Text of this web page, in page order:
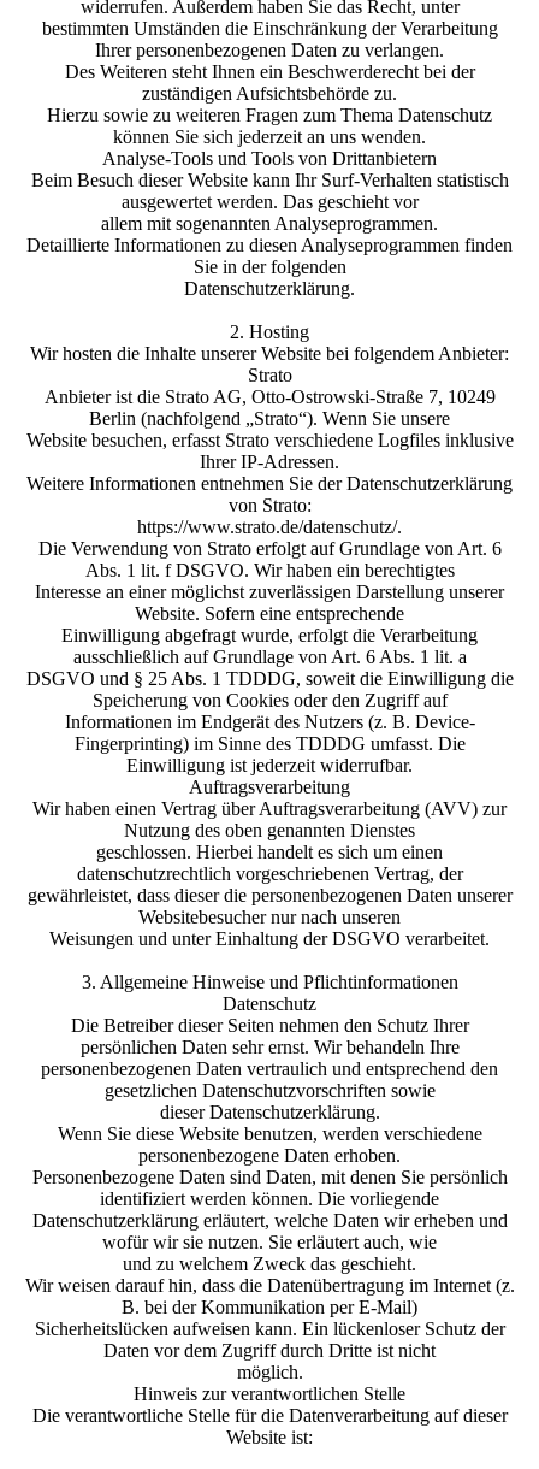
widerrufen. Außerdem haben Sie das Recht, unter
bestimmten Umständen die Einschränkung der Verarbeitung
Ihrer personenbezogenen Daten zu verlangen.
Des Weiteren steht Ihnen ein Beschwerderecht bei der
zuständigen Aufsichtsbehörde zu.
Hierzu sowie zu weiteren Fragen zum Thema Datenschutz
können Sie sich jederzeit an uns wenden.
Analyse-Tools und Tools von Drittanbietern
Beim Besuch dieser Website kann Ihr Surf-Verhalten statistisch
ausgewertet werden. Das geschieht vor
allem mit sogenannten Analyseprogrammen.
Detaillierte Informationen zu diesen Analyseprogrammen finden
Sie in der folgenden
Datenschutzerklärung.
2. Hosting
Wir hosten die Inhalte unserer Website bei folgendem Anbieter:
Strato
Anbieter ist die Strato AG, Otto-Ostrowski-Straße 7, 10249
Berlin (nachfolgend „Strato“). Wenn Sie unsere
Website besuchen, erfasst Strato verschiedene Logfiles inklusive
Ihrer IP-Adressen.
Weitere Informationen entnehmen Sie der Datenschutzerklärung
von Strato:
https://www.strato.de/datenschutz/.
Die Verwendung von Strato erfolgt auf Grundlage von Art. 6
Abs. 1 lit. f DSGVO. Wir haben ein berechtigtes
Interesse an einer möglichst zuverlässigen Darstellung unserer
Website. Sofern eine entsprechende
Einwilligung abgefragt wurde, erfolgt die Verarbeitung
ausschließlich auf Grundlage von Art. 6 Abs. 1 lit. a
DSGVO und § 25 Abs. 1 TDDDG, soweit die Einwilligung die
Speicherung von Cookies oder den Zugriff auf
Informationen im Endgerät des Nutzers (z. B. Device-
Fingerprinting) im Sinne des TDDDG umfasst. Die
Einwilligung ist jederzeit widerrufbar.
Auftragsverarbeitung
Wir haben einen Vertrag über Auftragsverarbeitung (AVV) zur
Nutzung des oben genannten Dienstes
geschlossen. Hierbei handelt es sich um einen
datenschutzrechtlich vorgeschriebenen Vertrag, der
gewährleistet, dass dieser die personenbezogenen Daten unserer
Websitebesucher nur nach unseren
Weisungen und unter Einhaltung der DSGVO verarbeitet.
3. Allgemeine Hinweise und Pflichtinformationen
Datenschutz
Die Betreiber dieser Seiten nehmen den Schutz Ihrer
persönlichen Daten sehr ernst. Wir behandeln Ihre
personenbezogenen Daten vertraulich und entsprechend den
gesetzlichen Datenschutzvorschriften sowie
dieser Datenschutzerklärung.
Wenn Sie diese Website benutzen, werden verschiedene
personenbezogene Daten erhoben.
Personenbezogene Daten sind Daten, mit denen Sie persönlich
identifiziert werden können. Die vorliegende
Datenschutzerklärung erläutert, welche Daten wir erheben und
wofür wir sie nutzen. Sie erläutert auch, wie
und zu welchem Zweck das geschieht.
Wir weisen darauf hin, dass die Datenübertragung im Internet (z.
B. bei der Kommunikation per E-Mail)
Sicherheitslücken aufweisen kann. Ein lückenloser Schutz der
Daten vor dem Zugriff durch Dritte ist nicht
möglich.
Hinweis zur verantwortlichen Stelle
Die verantwortliche Stelle für die Datenverarbeitung auf dieser
Website ist: